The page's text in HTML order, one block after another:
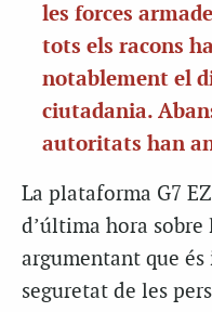
les forces
tots els racons
notablement el
ciutadania.
autoritats han
La plataforma G7
d’última hora sobre
argumentant que és
seguretat de les